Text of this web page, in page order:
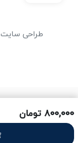
800,000 تومان
طراحی سایت